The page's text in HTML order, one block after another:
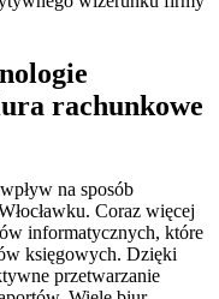
rachunkowe
na sposób
Coraz więcej
informatycznych, które
księgowych. Dzięki
przetwarzanie